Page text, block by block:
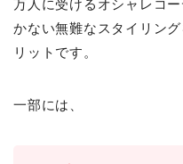
万人に受けるオシャレコ
かない無難なスタイリン
リットです。
一部には、